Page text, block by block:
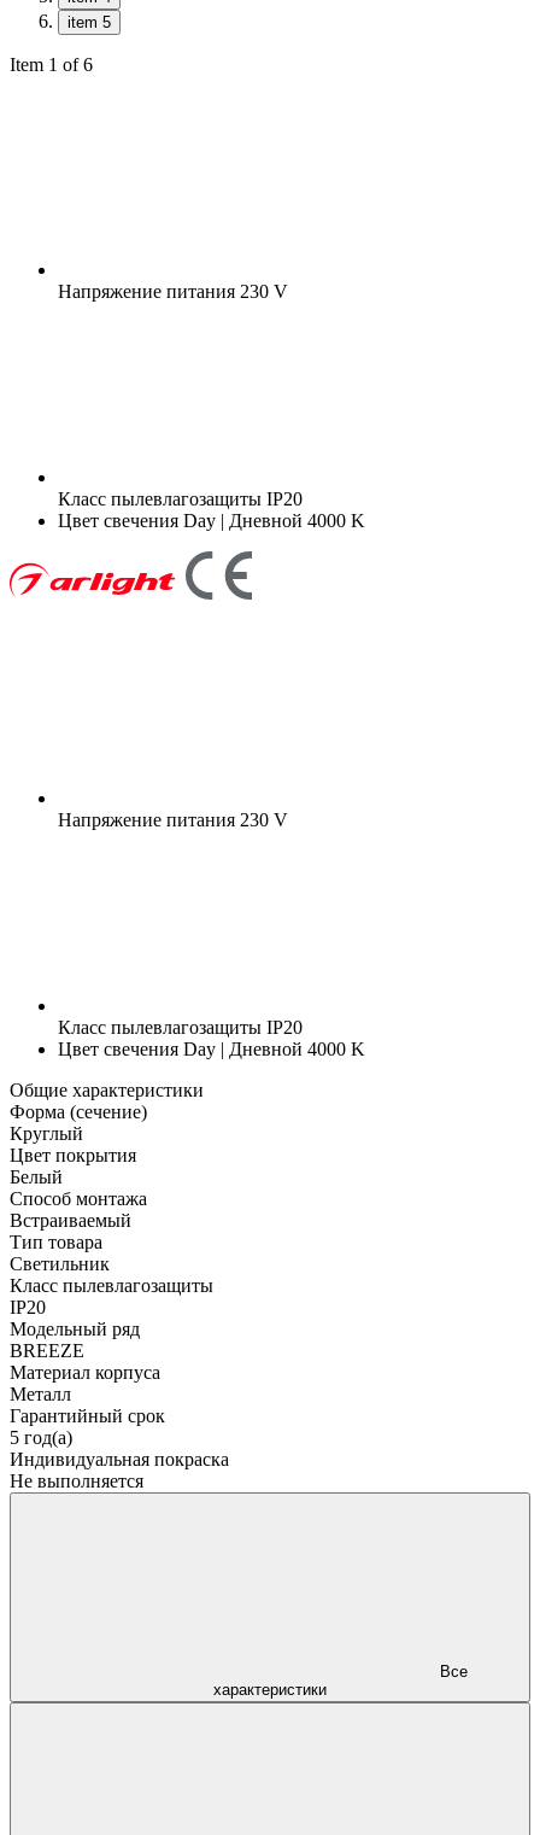
item 5
Item 1 of 6
Напряжение питания 230 V
Класс пылевлагозащиты IP20
Цвет свечения Day | Дневной 4000 K
Напряжение питания 230 V
Класс пылевлагозащиты IP20
Цвет свечения Day | Дневной 4000 K
Общие характеристики
Форма (сечение)
Круглый
Цвет покрытия
Белый
Способ монтажа
Встраиваемый
Тип товара
Светильник
Класс пылевлагозащиты
IP20
Модельный ряд
BREEZE
Материал корпуса
Металл
Гарантийный срок
5 год(а)
Индивидуальная покраска
Не выполняется
характеристики